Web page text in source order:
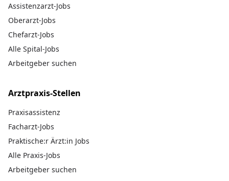
Assistenzarzt-Jobs
Oberarzt-Jobs
Chefarzt-Jobs
Alle Spital-Jobs
Arbeitgeber suchen
Arztpraxis-Stellen
Praxisassistenz
Facharzt-Jobs
Praktische:r Ärzt:in Jobs
Alle Praxis-Jobs
Arbeitgeber suchen